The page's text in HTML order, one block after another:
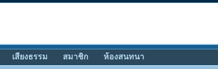
เสียงธรรม สมาชิก ห้องสนทนา